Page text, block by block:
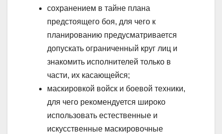
сохранением в тайне плана
предстоящего боя, для чего к
планированию предусматривается
допускать ограниченный круг лиц и
знакомить исполнителей только в
части, их касающейся;
маскировкой войск и боевой техники,
для чего рекомендуется широко
использовать естественные и
искусственные маскировочные